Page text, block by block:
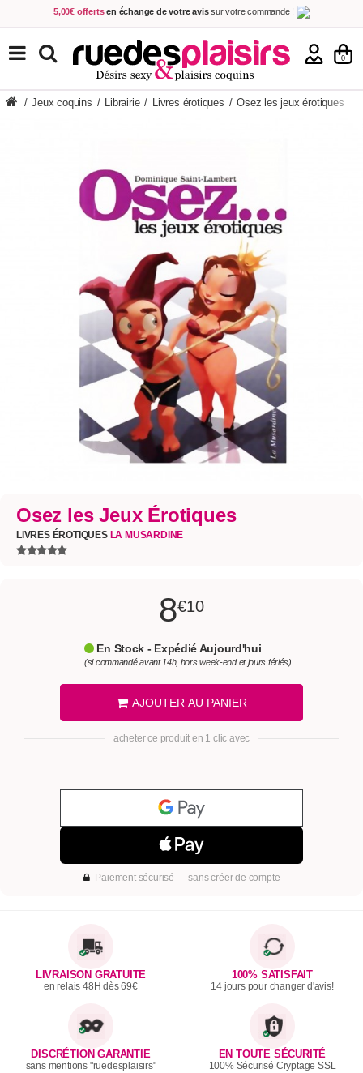
5,00€ offerts en échange de votre avissur votre commande !
Achetez aujourd'hui. Décidez quand payer !
Livraison en 48h
au prix de 2,90 € ! (Offerte dès 69,00€ d'achat)
0
TOUS NOS PRODUITS
/ Jeux coquins / Librairie / Livres érotiques / Osez les jeux érotiques
Osez les Jeux Érotiques
LIVRES ÉROTIQUES LA MUSARDINE
8€10
En Stock - Expédié Aujourd'hui
(si commandé avant 14h, hors week-end et jours fériés)
AJOUTER AU PANIER
acheter ce produit en 1 clic avec
Paiement sécurisé — sans créer de compte
LIVRAISON GRATUITE
en relais 48H dès 69€
100% SATISFAIT
14 jours pour changer d'avis!
DISCRÉTION GARANTIE
sans mentions "ruedesplaisirs"
EN TOUTE SÉCURITÉ
100% Sécurisé Cryptage SSL